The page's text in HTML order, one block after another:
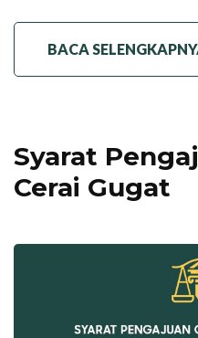
BACA
Syarat
Cerai Gugat